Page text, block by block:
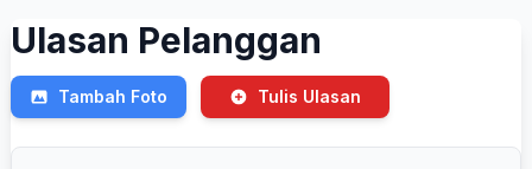
Ulasan Pelanggan
Tambah Foto Tulis Ulasan